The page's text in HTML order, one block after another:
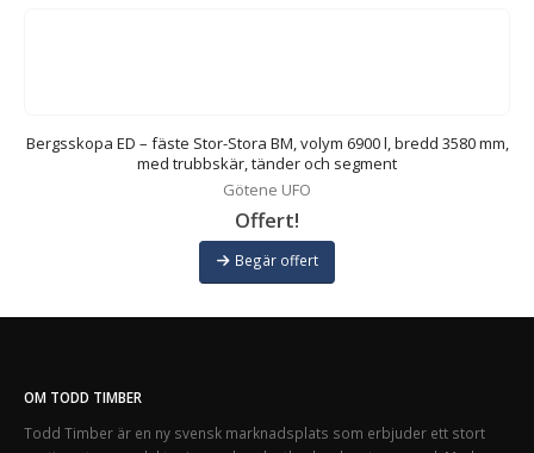
Bergsskopa ED – fäste Stor-Stora BM, volym 6900 l, bredd 3580 mm,
med trubbskär, tänder och segment
Götene UFO
Offert!
Begär offert
OM TODD TIMBER
Todd Timber är en ny svensk marknadsplats som erbjuder ett stort